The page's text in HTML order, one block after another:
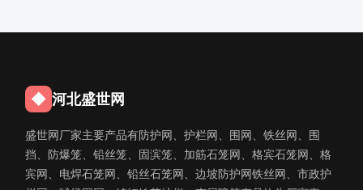
◆ 河北盛世网
盛世网厂家主要产品有防护网、护栏网、围网、铁丝网、围
挡、防爆笼、铅丝笼、固滨笼、加筋石笼网、格宾石笼网、格
宾网、电焊石笼网、铅丝石笼网、边坡防护网铁丝网、市政护